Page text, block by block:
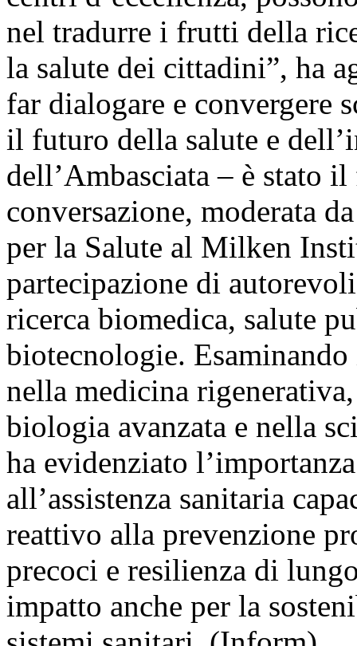
nel tradurre i frutti della
la salute dei cittadini”, ha
far dialogare e convergere
il futuro della salute e
dell’Ambasciata – è stato
conversazione, moderata
per la Salute al Milken
partecipazione di
ricerca biomedica, salute
biotecnologie.
nella medicina
biologia avanzata e nella
ha evidenziato
all’assistenza sanitaria
reattivo alla prevenzione
precoci e resilienza di
impatto anche per la